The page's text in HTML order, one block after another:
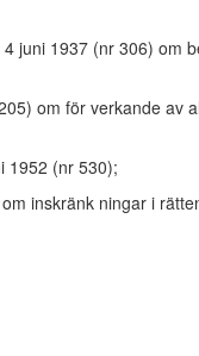
juni 1937 (nr 306) om
om för­ verkande av
1952 (nr 530);
inskränk­ ningar i